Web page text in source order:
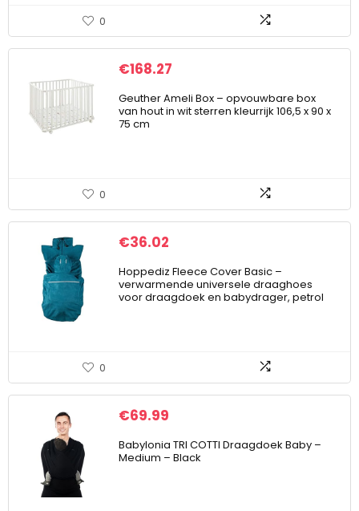
0
€168.27
Geuther Ameli Box – opvouwbare box
van hout in wit sterren kleurrijk 106,5 x 90 x
75 cm
0
€36.02
Hoppediz Fleece Cover Basic –
verwarmende universele draaghoes
voor draagdoek en babydrager, petrol
0
€69.99
Babylonia TRI COTTI Draagdoek Baby –
Medium – Black